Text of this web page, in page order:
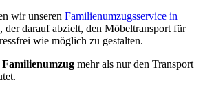
wir unseren Familienumzugsservice in
der darauf abzielt, den Möbeltransport für
wie möglich zu gestalten.
Familienumzug mehr als nur den Transport